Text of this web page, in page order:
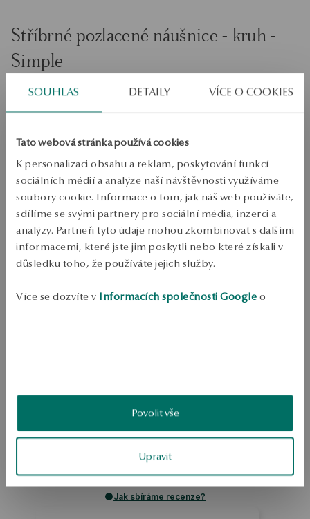
SOUHLAS DETAILY VÍCE O COOKIES
Tato webová stránka používá cookies
K personalizaci obsahu a reklam, poskytování funkcí
sociálních médií a analýze naší návštěvnosti využíváme
soubory cookie. Informace o tom, jak náš web používáte,
sdílíme se svými partnery pro sociální média, inzerci a
analýzy. Partneři tyto údaje mohou zkombinovat s dalšími
informacemi, které jste jim poskytli nebo které získali v
důsledku toho, že používáte jejich služby.
Více se dozvíte v Informacích společnosti Google o
Povolit vše
Upravit
Stříbrné pozlacené náušnice - kruh -
Simple
Běžná cena:
PRODUKT NENÍ K DISPOZICI ONLINE
Ověřte si dostupnost na prodejně
Odeslání:asi 4pracovní dny
Doprava zdarma od 1700 Kč
Bezplatné vrácení až do 100 dnů v YES Clubu
PODROBNOSTI
BEZPEČNOST
5.0
Známka
Založeno na
Jak sbíráme recenze?